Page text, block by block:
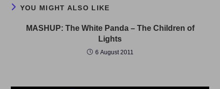
YOU MIGHT ALSO LIKE
MASHUP: The White Panda – The Children of
Lights
6 August 2011